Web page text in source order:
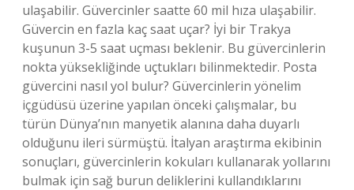
ulaşabilir. Güvercinler saatte 60 mil hıza ulaşabilir.
Güvercin en fazla kaç saat uçar? İyi bir Trakya
kuşunun 3-5 saat uçması beklenir. Bu güvercinlerin
nokta yüksekliğinde uçtukları bilinmektedir. Posta
güvercini nasıl yol bulur? Güvercinlerin yönelim
içgüdüsü üzerine yapılan önceki çalışmalar, bu
türün Dünya’nın manyetik alanına daha duyarlı
olduğunu ileri sürmüştü. İtalyan araştırma ekibinin
sonuçları, güvercinlerin kokuları kullanarak yollarını
bulmak için sağ burun deliklerini kullandıklarını